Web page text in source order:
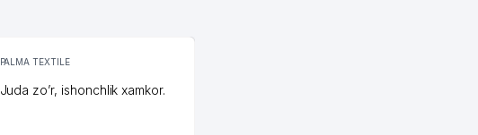
PALMA TEXTILE
Juda zo’r, ishonchlik xamkor.